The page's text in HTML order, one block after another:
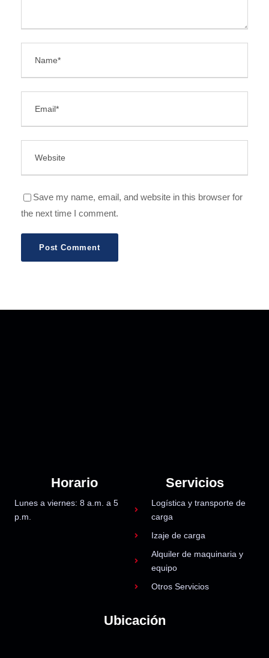
Save my name, email, and website in this browser for
the next time I comment.
Horario
Lunes a viernes: 8 a.m. a 5
p.m.
Servicios
Logística y transporte de
carga
Izaje de carga
Alquiler de maquinaria y
equipo
Otros Servicios
Ubicación